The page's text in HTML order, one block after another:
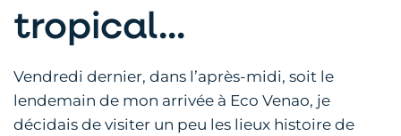
tropical...
Vendredi dernier, dans l’après-midi, soit le
lendemain de mon arrivée à Eco Venao, je
décidais de visiter un peu les lieux histoire de